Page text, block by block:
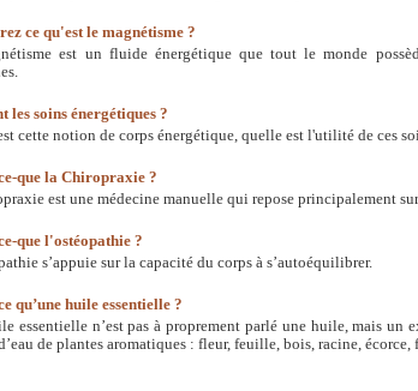
ce qu'est le magnétisme ?
est un fluide énergétique que tout le monde
les soins énergétiques ?
cette notion de corps énergétique, quelle est l'utilité de ces
que la Chiropraxie ?
est une médecine manuelle qui repose principalement
que l'ostéopathie ?
s’appuie sur la capacité du corps à s’autoéquilibrer.
qu’une huile essentielle ?
essentielle n’est pas à proprement parlé une huile, mais
de plantes aromatiques : fleur, feuille, bois, racine,